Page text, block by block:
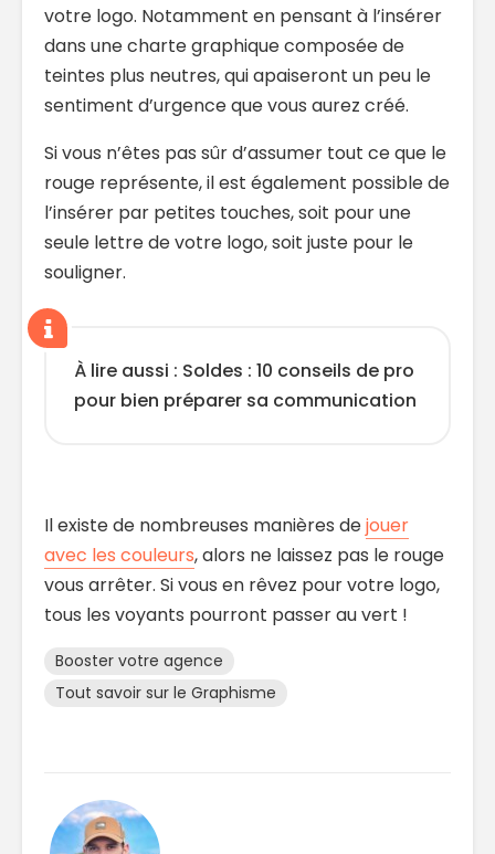
votre logo. Notamment en pensant à l’insérer
dans une charte graphique composée de
teintes plus neutres, qui apaiseront un peu le
sentiment d’urgence que vous aurez créé.
Si vous n’êtes pas sûr d’assumer tout ce que le
rouge représente, il est également possible de
l’insérer par petites touches, soit pour une
seule lettre de votre logo, soit juste pour le
souligner.
À lire aussi : Soldes : 10 conseils de pro
pour bien préparer sa communication
Il existe de nombreuses manières dejouer
avec les couleurs, alors ne laissez pas le rouge
vous arrêter. Si vous en rêvez pour votre logo,
tous les voyants pourront passer au vert !
Booster votre agence
Tout savoir sur le Graphisme